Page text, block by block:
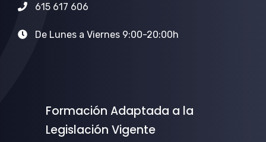
615 617 606
De Lunes a Viernes 9:00-20:00h
Formación Adaptada a la
Legislación Vigente